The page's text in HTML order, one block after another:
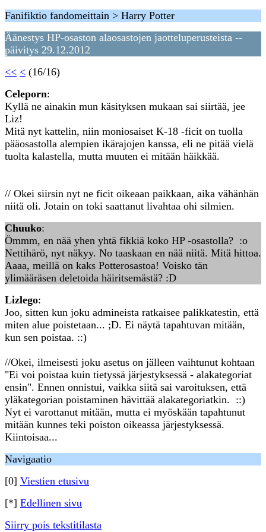
Fanifiktio fandomeittain > Harry Potter
Äänestys HP-osaston alaosastojen jaotteluperusteista --
päivitys 29.12.2012
<< < (16/16)
Celeporn:
Kyllä ne ainakin mun käsityksen mukaan sai siirtää, jee
Liz!
Mitä nyt kattelin, niin moniosaiset K-18 -ficit on tuolla
pääosastolla alempien ikärajojen kanssa, eli ne pitää vielä
tuolta kalastella, mutta muuten ei mitään häikkää.
// Okei siirsin nyt ne ficit oikeaan paikkaan, aika vähänhän
niitä oli. Jotain on toki saattanut livahtaa ohi silmien.
Chuuko:
Ömmm, en nää yhen yhtä fikkiä koko HP -osastolla? :o
Nettihärö, nyt näkyy. No taaskaan en nää niitä. Mitä hittoa.
Aaaa, meillä on kaks Potterosastoa! Voisko tän
ylimääräsen deletoida häiritsemästä? :D
Lizlego:
Joo, sitten kun joku admineista ratkaisee palikkatestin, että
miten alue poistetaan... ;D. Ei näytä tapahtuvan mitään,
kun sen poistaa. ::)
//Okei, ilmeisesti joku asetus on jälleen vaihtunut kohtaan
"Ei voi poistaa kuin tietyssä järjestyksessä - alakategoriat
ensin". Ennen onnistui, vaikka siitä sai varoituksen, että
yläkategorian poistaminen hävittää alakategoriatkin. ::)
Nyt ei varottanut mitään, mutta ei myöskään tapahtunut
mitään kunnes teki poiston oikeassa järjestyksessä.
Kiintoisaa...
Navigaatio
[0] Viestien etusivu
[*] Edellinen sivu
Siirry pois tekstitilasta